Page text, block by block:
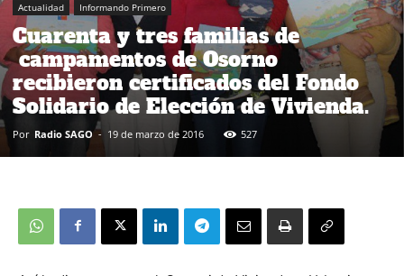
Actualidad Informando Primero
Cuarenta y tres familias de
campamentos de Osorno
recibieron certificados del Fondo
Solidario de Elección de Vivienda.
Por Radio SAGO - 19 de marzo de 2016 527